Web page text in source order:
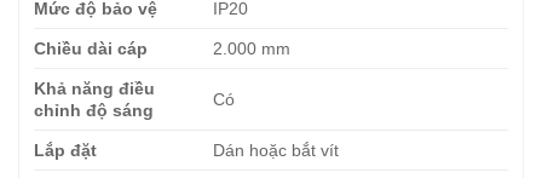
Mức độ bảo vệ IP20
Chiều dài cáp 2.000 mm
Khả năng điều
chỉnh độ sáng
Có
Lắp đặt Dán hoặc bắt vít